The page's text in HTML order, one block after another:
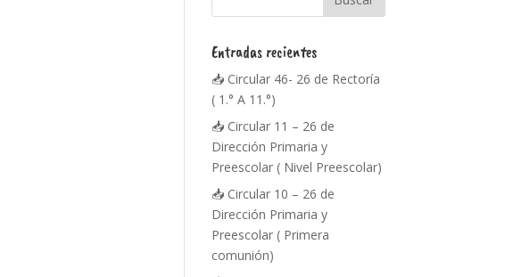
Entradas recientes
📥 Circular 46- 26 de Rectoría
( 1.° A 11.°)
📥 Circular 11 – 26 de
Dirección Primaria y
Preescolar ( Nivel Preescolar)
📥 Circular 10 – 26 de
Dirección Primaria y
Preescolar ( Primera
comunión)